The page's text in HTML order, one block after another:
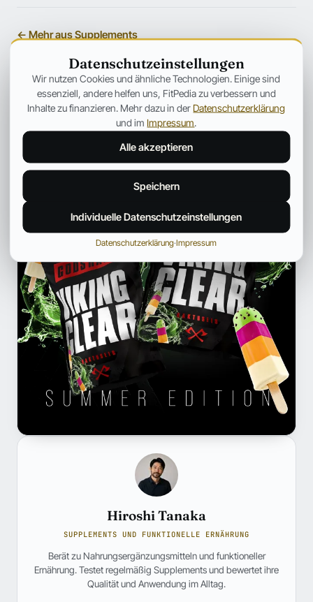
← Mehr aus Supplements
ANZEIGE
Hiroshi Tanaka
SUPPLEMENTS UND FUNKTIONELLE ERNÄHRUNG
Berät zu Nahrungsergänzungsmitteln und funktioneller
Ernährung. Testet regelmäßig Supplements und bewertet ihre
Qualität und Anwendung im Alltag.
Datenschutzeinstellungen
Wir nutzen Cookies und ähnliche Technologien. Einige sind
essenziell, andere helfen uns, FitPedia zu verbessern und
Inhalte zu finanzieren. Mehr dazu in der Datenschutzerklärung
und im Impressum
Alle akzeptieren
Speichern
Individuelle Datenschutzeinstellungen
Datenschutzerklärung·Impressum